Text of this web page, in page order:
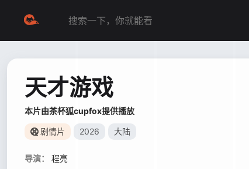
天才游戏
本片由茶杯狐cupfox提供播放
剧情片 2026 大陆
导演：
程亮